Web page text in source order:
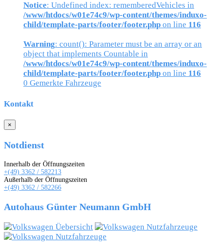
Notice: Undefined index: rememberedVehicles in
/www/htdocs/w01e74c9/wp-content/themes/induxo-
child/template-parts/footer/footer.php on line 116
Warning: count(): Parameter must be an array or an
object that implements Countable in
/www/htdocs/w01e74c9/wp-content/themes/induxo-
child/template-parts/footer/footer.php on line 116
0 Gemerkte Fahrzeuge
Kontakt
×
Notdienst
Innerhalb der Öffnungszeiten
+(49) 3362 / 582213
Außerhalb der Öffnungszeiten
+(49) 3362 / 582266
Autohaus Günter Neumann GmbH